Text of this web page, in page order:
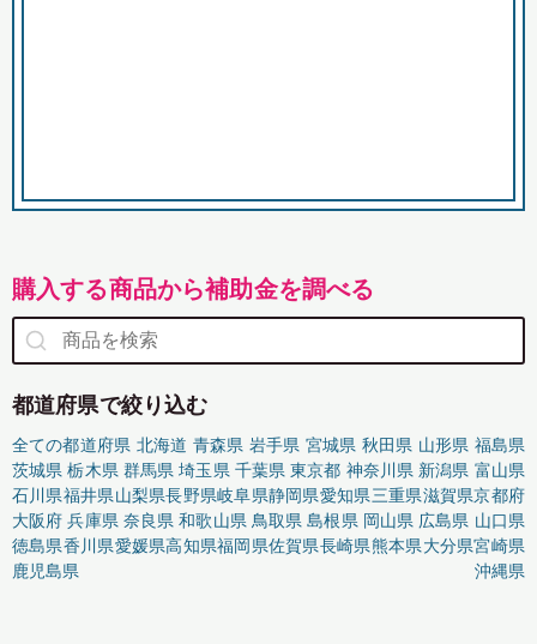
購入する商品から補助金を調べる
都道府県で絞り込む
全ての都道府県 北海道 青森県 岩手県 宮城県 秋田県 山形県 福島県
茨城県 栃木県 群馬県 埼玉県 千葉県 東京都 神奈川県 新潟県 富山県
石川県福井県山梨県長野県岐阜県静岡県愛知県三重県滋賀県京都府
大阪府 兵庫県 奈良県 和歌山県 鳥取県 島根県 岡山県 広島県 山口県
徳島県香川県愛媛県高知県福岡県佐賀県長崎県熊本県大分県宮崎県
鹿児島県
沖縄県